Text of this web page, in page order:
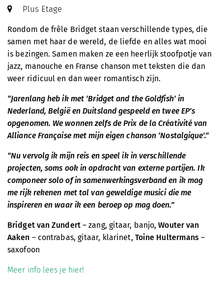
Plus Etage
Rondom de frêle Bridget staan verschillende types, die
samen met haar de wereld, de liefde en alles wat mooi
is bezingen. Samen maken ze een heerlijk stoofpotje van
jazz, manouche en Franse chanson met teksten die dan
weer ridicuul en dan weer romantisch zijn.
“Jarenlang heb ik met ‘Bridget and the Goldfish’ in
Nederland, België en Duitsland gespeeld en twee EP’s
opgenomen. We wonnen zelfs de Prix de la Créativité van
Alliance Française met mijn eigen chanson ‘Nostalgique’.”
“Nu vervolg ik mijn reis en speel ik in verschillende
projecten, soms ook in opdracht van externe partijen. Ik
componeer solo of in samenwerkingsverband en ik mag
me rijk rekenen met tal van geweldige musici die me
inspireren en waar ik een beroep op mag doen.”
Bridget van Zundert– zang, gitaar, banjo,Wouter van
Aaken – contrabas, gitaar, klarinet, Toine Hultermans –
saxofoon
Meer info lees je hier!